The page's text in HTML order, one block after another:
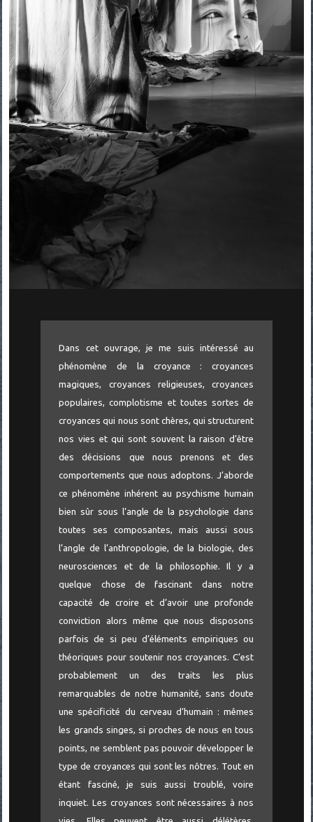
Dans cet ouvrage, je me suis intéressé au
phénomène de la croyance : croyances
magiques, croyances religieuses, croyances
populaires, complotisme et toutes sortes de
croyances qui nous sont chères, qui structurent
nos vies et qui sont souvent la raison d’être
des décisions que nous prenons et des
comportements que nous adoptons. J’aborde
ce phénomène inhérent au psychisme humain
bien sûr sous l’angle de la psychologie dans
toutes ses composantes, mais aussi sous
l’angle de l’anthropologie, de la biologie, des
neurosciences et de la philosophie. Il y a
quelque chose de fascinant dans notre
capacité de croire et d’avoir une profonde
conviction alors même que nous disposons
parfois de si peu d’éléments empiriques ou
théoriques pour soutenir nos croyances. C’est
probablement un des traits les plus
remarquables de notre humanité, sans doute
une spécificité du cerveau d’humain : mêmes
les grands singes, si proches de nous en tous
points, ne semblent pas pouvoir développer le
type de croyances qui sont les nôtres. Tout en
étant fasciné, je suis aussi troublé, voire
inquiet. Les croyances sont nécessaires à nos